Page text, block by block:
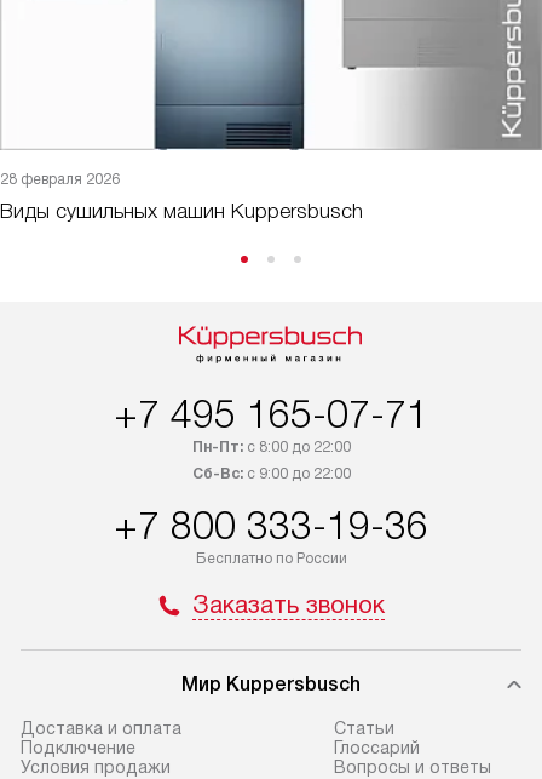
28 февраля 2026
Виды сушильных машин Kuppersbusch
+7 495 165-07-71
Пн-Пт:с 8:00 до 22:00
Сб-Вс:с 9:00 до 22:00
+7 800 333-19-36
Бесплатно по России
Заказать звонок
Мир Kuppersbusch
Доставка и оплата
Подключение
Условия продажи
Cтатьи
Глоссарий
Вопросы и ответы